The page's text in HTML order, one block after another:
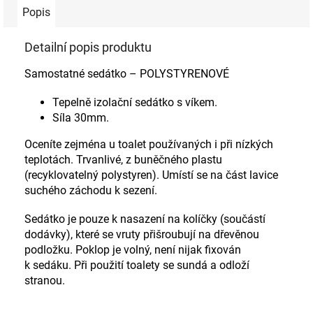
Popis
Detailní popis produktu
Samostatné sedátko – POLYSTYRENOVÉ
Tepelně izolační sedátko s víkem.
Síla 30mm.
Oceníte zejména u toalet používaných i při nízkých
teplotách. Trvanlivé, z buněčného plastu
(recyklovatelný polystyren). Umístí se na část lavice
suchého záchodu k sezení.
Sedátko je pouze k nasazení na kolíčky (součástí
dodávky), které se vruty přišroubují na dřevěnou
podložku. Poklop je volný, není nijak fixován
k sedáku. Při použití toalety se sundá a odloží
stranou.